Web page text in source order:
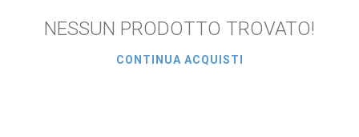
NESSUN PRODOTTO TROVATO!
CONTINUA ACQUISTI